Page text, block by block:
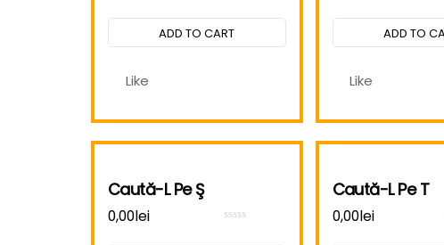
of
5
ADD TO CART
Like
ADD TO
Like
Caută-L Pe Ş
0,00lei
Caută-L Pe T
0,00lei